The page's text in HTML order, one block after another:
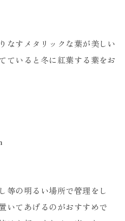
なすメタリックな葉が美しい
ていると冬に紅葉する葉をお
等の明るい場所で管理をし
いてあげるのがおすすめで